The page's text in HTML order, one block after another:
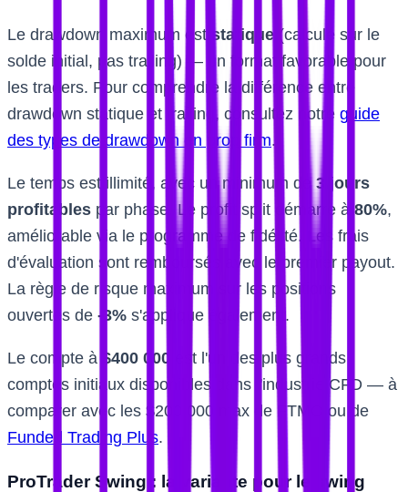
Le drawdown maximum est statique (calculé sur le
solde initial, pas trailing) — un format favorable pour
les traders. Pour comprendre la différence entre
drawdown statique et trailing, consultez notre guide
des types de drawdown en prop firm.
Le temps est illimité, avec un minimum de 3 jours
profitables par phase. Le profit split démarre à 80%,
améliorable via le programme de fidélité. Les frais
d'évaluation sont remboursés avec le premier payout.
La règle de risque maximum sur les positions
ouvertes de -3% s'applique également.
Le compte à $400 000
est l'un des plus grands
comptes initiaux disponibles dans l'industrie CFD — à
comparer avec les $200 000 max de FTMO ou de
Funded Trading Plus.
ProTrader Swing : la variante pour le swing